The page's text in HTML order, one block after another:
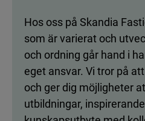
Hos oss på Skandia
som är varierat och
och ordning går hand i
eget ansvar. Vi tror på
och ger dig möjligheter
utbildningar,